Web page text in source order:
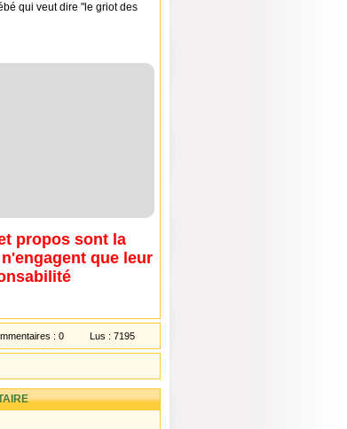
qui veut dire "le griot des
propos sont la
que leur
: 0 Lus : 7195